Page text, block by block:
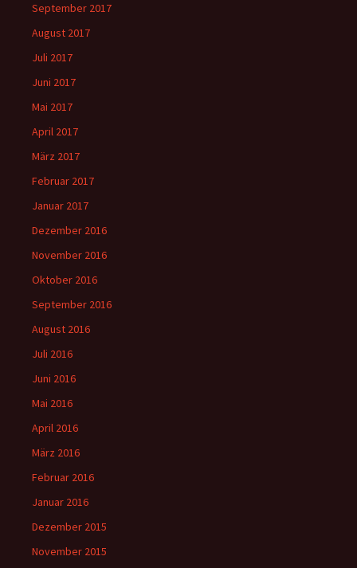
September 2017
August 2017
Juli 2017
Juni 2017
Mai 2017
April 2017
März 2017
Februar 2017
Januar 2017
Dezember 2016
November 2016
Oktober 2016
September 2016
August 2016
Juli 2016
Juni 2016
Mai 2016
April 2016
März 2016
Februar 2016
Januar 2016
Dezember 2015
November 2015